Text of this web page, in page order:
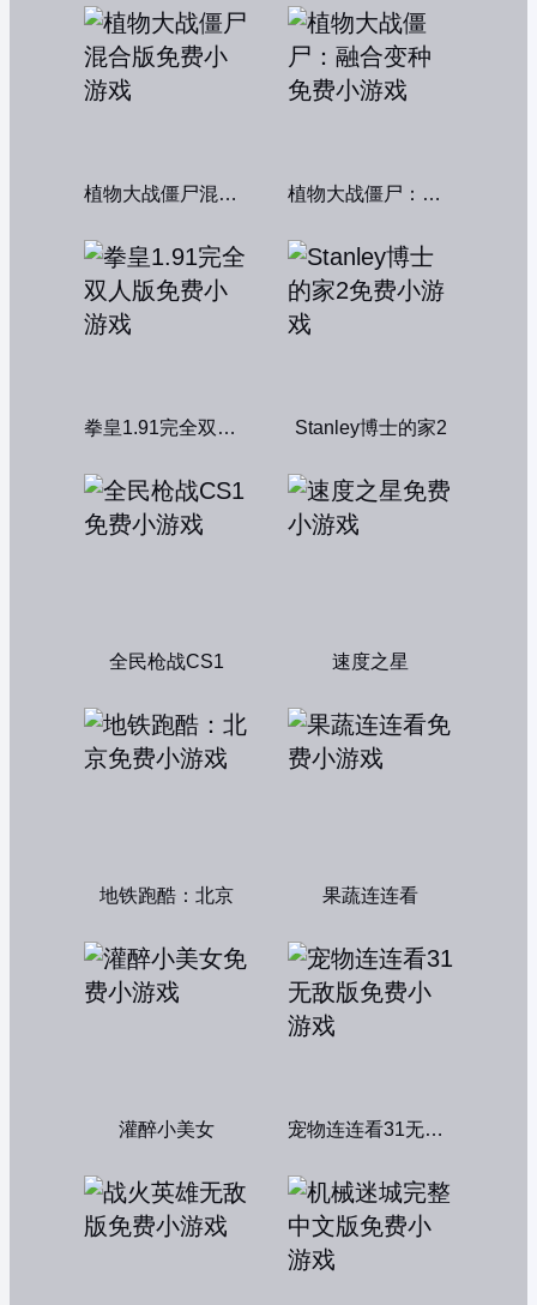
植物大战僵尸混合版 植物大战僵尸：融合变种
拳皇1.91完全双人版 Stanley博士的家2
全民枪战CS1 速度之星
地铁跑酷：北京 果蔬连连看
灌醉小美女 宠物连连看31无敌版